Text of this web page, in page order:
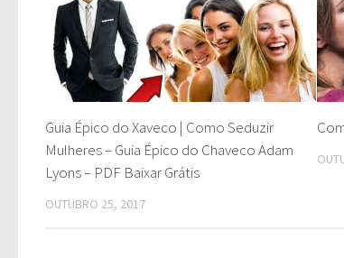
Guia Épico do Xaveco | Como Seduzir
Mulheres – Guia Épico do Chaveco Adam
Lyons – PDF Baixar Grátis
OUTUBRO 25, 2017